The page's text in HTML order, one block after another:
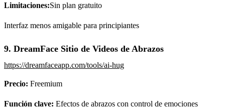
Limitaciones:Sin plan gratuito
Interfaz menos amigable para principiantes
9. DreamFace Sitio de Videos de Abrazos
https://dreamfaceapp.com/tools/ai-hug
Precio: Freemium
Función clave: Efectos de abrazos con control de emociones